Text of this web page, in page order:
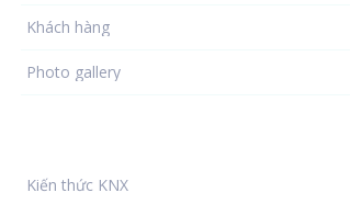
Khách hàng
Photo gallery
Kiến thức KNX